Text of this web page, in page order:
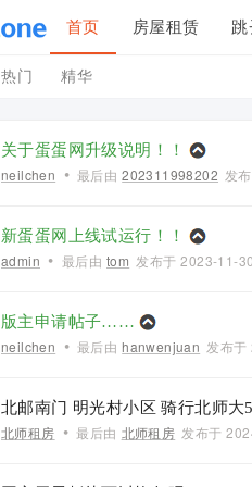
首页 房屋租赁 跳
投诉建议
热门 精华
关于蛋蛋网升级说明！！
neilchen • 最后由 202311998202 发
新蛋蛋网上线试运行！！
admin • 最后由 tom 发布于 2023-11-
版主申请帖子……
neilchen • 最后由 hanwenjuan 发布于
北邮南门 明光村小区 骑行北师大
北师租房 • 最后由 北师租房 发布于